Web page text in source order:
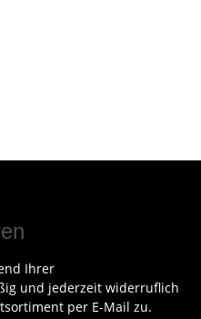
Ihrer
und jederzeit widerruflich
per E-Mail zu.